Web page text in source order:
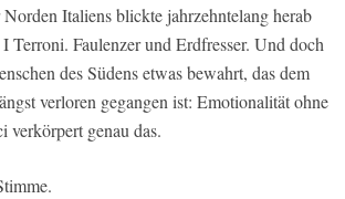
Italiens blickte jahrzehntelang herab
Terroni. Faulenzer und Erdfresser. Und doch
des Südens etwas bewahrt, das dem
verloren gegangen ist: Emotionalität ohne
verkörpert genau das.